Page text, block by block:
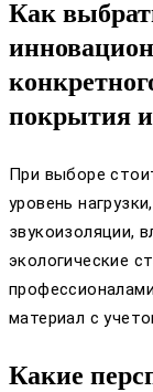
Как
покрытия и
При выборе
уровень
звукоизоляции,
экологические
материал с
Какие